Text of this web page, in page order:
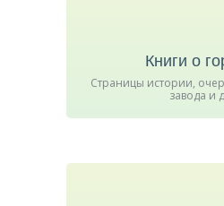
Книги о
Страницы истории,
завода и